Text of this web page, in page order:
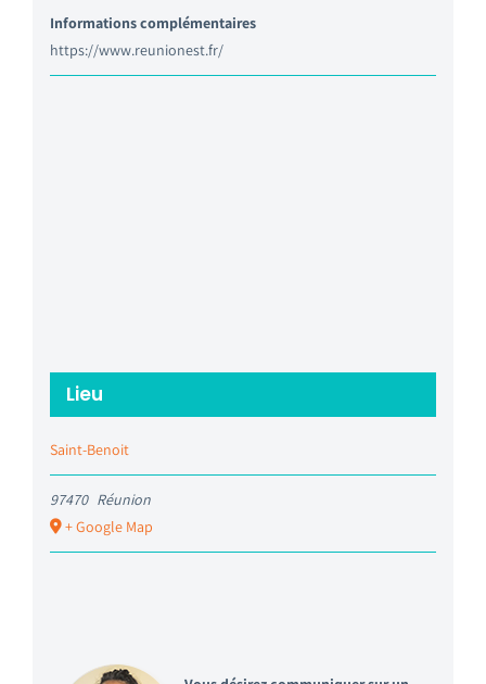
Informations complémentaires
https://www.reunionest.fr/
Lieu
Saint-Benoit
97470 Réunion
+ Google Map